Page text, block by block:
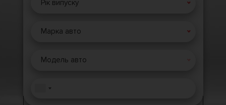
Рік випуску
Марка авто
Модель авто